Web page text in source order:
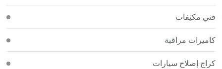
فني مكيفات
كاميرات مراقبة
كراج إصلاح سيارات